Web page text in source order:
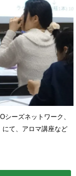
ーズネットワーク、
て、アロマ講座など